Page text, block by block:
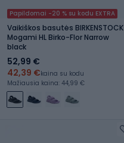
Papildomai -20 % su kodu EXTRA
Vaikiškos basutės BIRKENSTOCK
Mogami HL Birko-Flor Narrow
black
52,99 €
42,39 €kaina su kodu
Mažiausia kaina: 44,99 €